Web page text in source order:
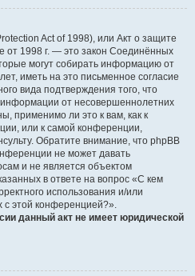
Act of 1998), или Акт о защите
от 1998 г. — это закон Соединённых
могут собирать информацию от
иметь на это письменное согласие
вида подтверждения того, что
от несовершеннолетних
применимо ли это к вам, как к
или к самой конференции,
Обратите внимание, что phpBB
не может давать
и не является объектом
в ответе на вопрос «С кем
использования и/или
с этой конференцией?».
данный акт не имеет юридической